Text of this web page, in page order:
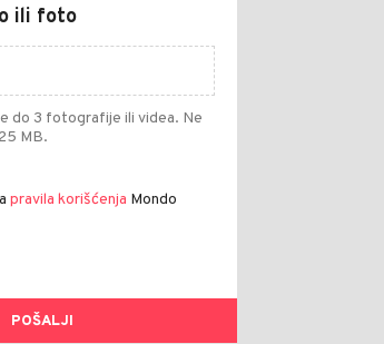
ili foto
do 3 fotografije ili videa. Ne
MB.
pravila korišćenja Mondo
POŠALJI